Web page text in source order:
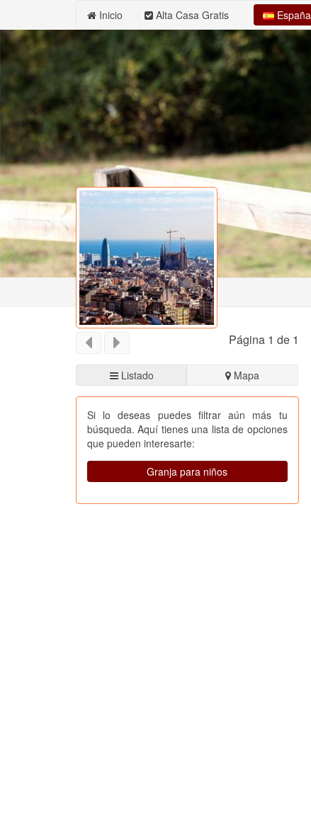
Inicio Alta Casa Gratis España
Página 1 de 1
Listado Mapa
Si lo deseas puedes filtrar aún más tu
búsqueda. Aquí tienes una lista de opciones
que pueden interesarte:
Granja para niños